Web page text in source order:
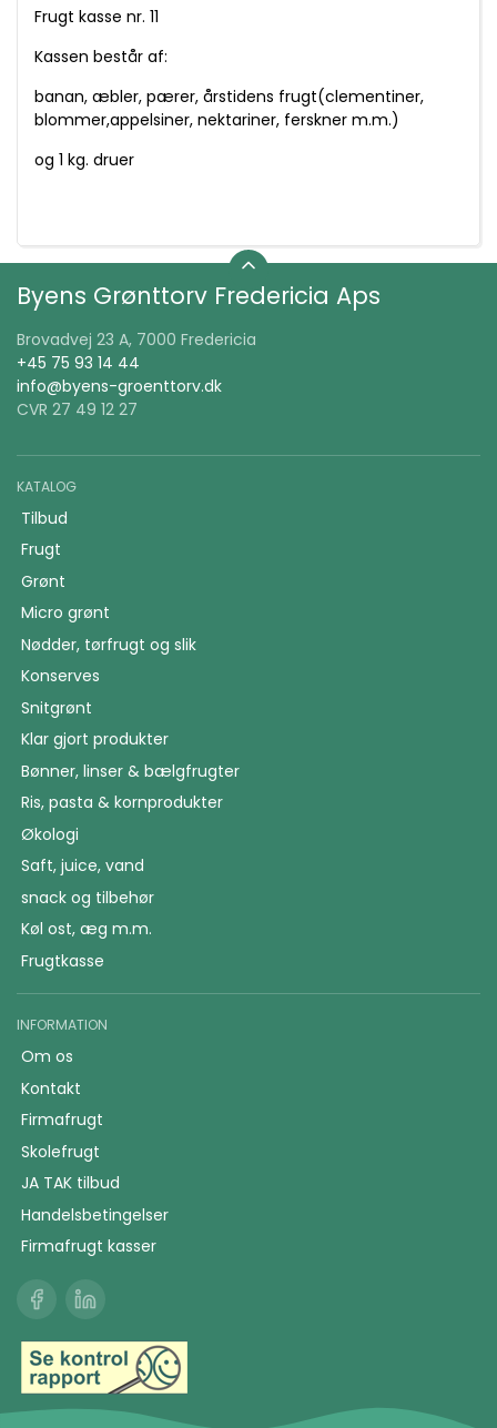
Frugt kasse nr. 11
Kassen består af:
banan, æbler, pærer, årstidens frugt(clementiner,
blommer,appelsiner, nektariner, ferskner m.m.)
og 1 kg. druer
Byens Grønttorv Fredericia Aps
Brovadvej 23 A, 7000 Fredericia
+45 75 93 14 44
info@byens-groenttorv.dk
CVR 27 49 12 27
KATALOG
Tilbud
Frugt
Grønt
Micro grønt
Nødder, tørfrugt og slik
Konserves
Snitgrønt
Klar gjort produkter
Bønner, linser & bælgfrugter
Ris, pasta & kornprodukter
Økologi
Saft, juice, vand
snack og tilbehør
Køl ost, æg m.m.
Frugtkasse
INFORMATION
Om os
Kontakt
Firmafrugt
Skolefrugt
JA TAK tilbud
Handelsbetingelser
Firmafrugt kasser